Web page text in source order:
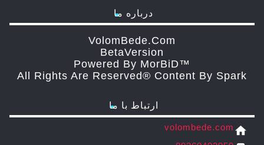
درباره ما
VolomBede.com
ΒetaVersion
Powered By MorBiD™
All Rights Are Reserved® Content By Spark
ارتباط با ما
home
volombede.com